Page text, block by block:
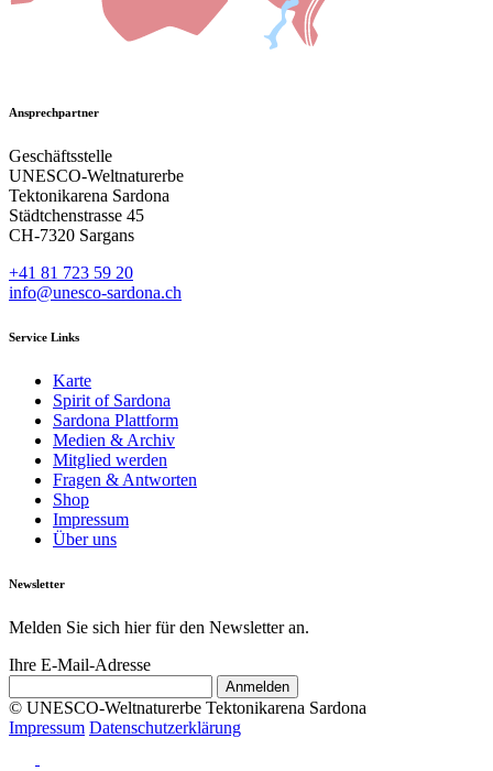
Ansprechpartner
Geschäftsstelle
UNESCO-Weltnaturerbe
Tektonikarena Sardona
Städtchenstrasse 45
CH-7320 Sargans
+41 81 723 59 20
info@unesco-sardona.ch
Service Links
Karte
Spirit of Sardona
Sardona Plattform
Medien & Archiv
Mitglied werden
Fragen & Antworten
Shop
Impressum
Über uns
Newsletter
Melden Sie sich hier für den Newsletter an.
Ihre E-Mail-Adresse
© UNESCO-Weltnaturerbe Tektonikarena Sardona
Impressum Datenschutzerklärung